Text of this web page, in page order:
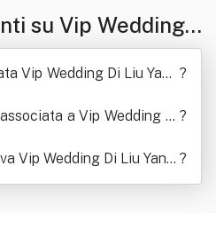
su Vip Wedding
Vip Wedding Di Liu Yanp ?
a Vip Wedding Di ?
Vip Wedding Di Liu Yanpi ?